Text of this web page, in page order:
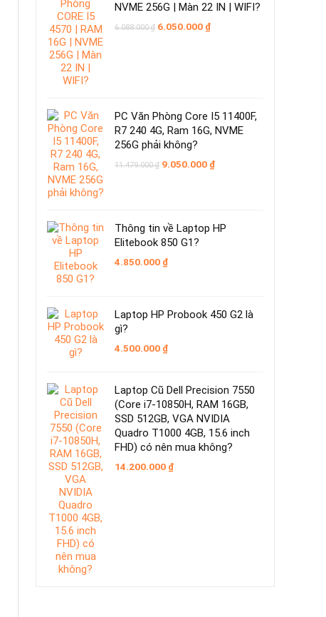
NVME 256G | Màn 22 IN | WIFI?
6.088.000₫ Giá
6.050.000 ₫Giá
PC Văn Phòng Core I5 11400F,
R7 240 4G, Ram 16G, NVME
256G phải không?
11.479.000₫ Giá
9.050.000 ₫Giá
Thông tin về Laptop HP
Elitebook 850 G1?
4.850.000 ₫
Laptop HP Probook 450 G2 là
gì?
4.500.000 ₫
Laptop Cũ Dell Precision 7550
(Core i7-10850H, RAM 16GB,
SSD 512GB, VGA NVIDIA
Quadro T1000 4GB, 15.6 inch
FHD) có nên mua không?
14.200.000 ₫